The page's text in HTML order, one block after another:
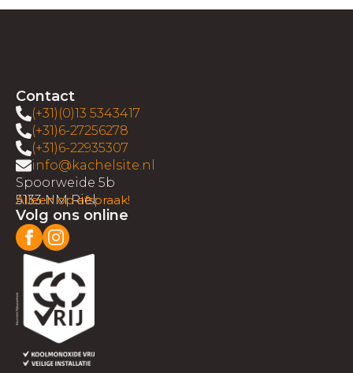
Contact
(+31)(0)13 5343417
(+31)6-27256278
(+31)6-22935307
info@kachelsite.nl
Spoorweide 5b
5133 NM Riel
Alleen op afspraak!
Volg ons online